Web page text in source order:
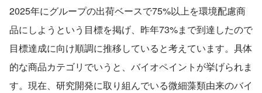
2025年にグループの出荷ベースで75%以上を環境配慮商
品にしようという目標を掲げ、昨年73%まで到達したので
目標達成に向け順調に推移していると考えています。具体
的な商品カテゴリでいうと、バイオペイントが挙げられま
す。現在、研究開発に取り組んでいる微細藻類由来のバイ